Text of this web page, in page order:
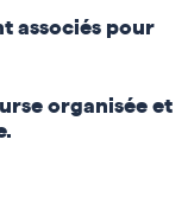
associés pour
organisée et